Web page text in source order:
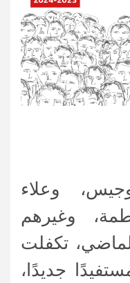
وعلاء
وغيرهم
تكفلت
سند بـ 134 مستفيدًا جديدًا،